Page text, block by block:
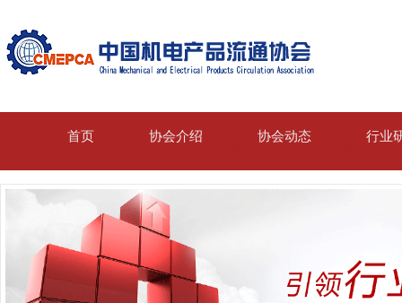
首页 协会介绍 协会动态 行业